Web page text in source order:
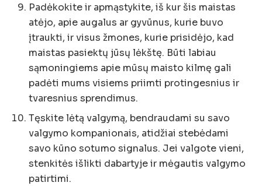
Padėkokite ir apmąstykite, iš kur šis maistas
atėjo, apie augalus ar gyvūnus, kurie buvo
įtraukti, ir visus žmones, kurie prisidėjo, kad
maistas pasiektų jūsų lėkštę. Būti labiau
sąmoningiems apie mūsų maisto kilmę gali
padėti mums visiems priimti protingesnius ir
tvaresnius sprendimus.
Tęskite lėtą valgymą, bendraudami su savo
valgymo kompanionais, atidžiai stebėdami
savo kūno sotumo signalus. Jei valgote vieni,
stenkitės išlikti dabartyje ir mėgautis valgymo
patirtimi.